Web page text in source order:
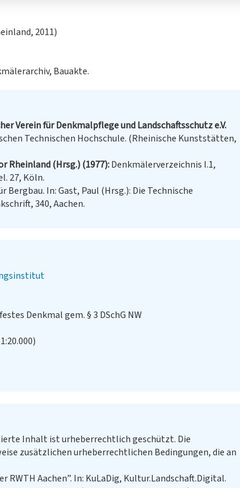
2011)
Bauakte.
Verein für Denkmalpflege und Landschaftsschutz e.V.
Technischen Hochschule. (Rheinische Kunststätten,
Rheinland (Hrsg.) (1977) Denkmälerverzeichnis I.1,
27, Köln.
Bergbau. In: Gast, Paul (Hrsg.): Die Technische
340, Aachen.
Denkmal gem. § 3 DSchG NW
Inhalt ist urheberrechtlich geschützt. Die
zusätzlichen urheberrechtlichen Bedingungen, die an
RWTH Aachen”. In: KuLaDig, Kultur.Landschaft.Digital.